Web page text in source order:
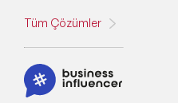
Tüm Çözümler